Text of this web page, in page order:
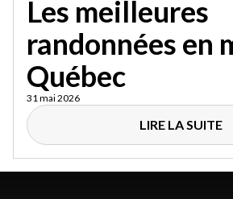
Les meilleures
randonnées en
Québec
31 mai 2026
LIRE LA SUITE